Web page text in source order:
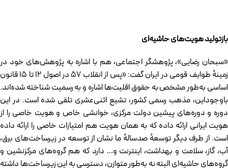
بازتولید هویت‌های حاشیه‌ای
«سبحان رضایی»، پژوهشگر اجتماعی، هم با اشاره به پژوهش‌های خود در
زمینهٔ طوایف قومی در ایران گفت: «پس از انقلاب ۵۷ در اصول ۱۲ تا ۱۵ قانون
اساسی به‌طور مشخص به حقوق اقلیت‌ها اشاره و به رسمیت شناخته شده‌اند.
باوجوداین، مذهب رسمی کشور، تشیع اثنی‌عشری تلقی شده است. در این
دوره و دوره‌های پیشین دولت مرکزی، خوانشی خاص و هویت خاصی را از
هویت ایرانی ارائه داده که به همان هویت هم امتیازات خاصی را ارائه داده
است. از طرف دیگر توسعهٔ صدسالهٔ ما نشان از توسعه در زیرساخت‌های برق،
آب، گاز، سلامت و بهداشت، اینترنت و… دارد که هم گروه‌های مرکزنشین و
گروه‌های حاشیه‌ای البته نه به‌طور متوازن، دسترسی به این زیرساخت‌ها داشته